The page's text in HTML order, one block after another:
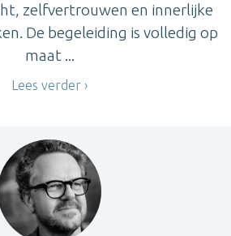
zelfvertrouwen en innerlijke
De begeleiding is volledig op
maat ...
Lees verder